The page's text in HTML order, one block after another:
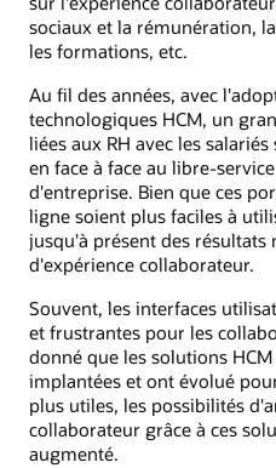
sociaux et la rémunération,
les formations, etc.
Au fil des années, avec
technologiques HCM, un
liées aux RH avec les
en face à face au libre-
d'entreprise. Bien que ces
ligne soient plus faciles à
jusqu'à présent des résultats
d'expérience collaborateur.
Souvent, les interfaces
et frustrantes pour les
donné que les solutions
implantées et ont évolué
plus utiles, les possibilités
collaborateur grâce à ces
augmenté.